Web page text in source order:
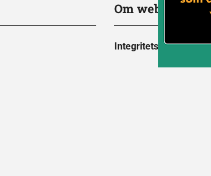
Om webbplatsen
Integritetspolicy